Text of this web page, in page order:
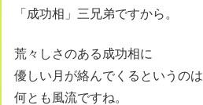
「成功相」三兄弟ですから。
荒々しさのある成功相に
優しい月が絡んでくるというのは
何とも風流ですね。